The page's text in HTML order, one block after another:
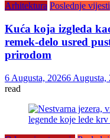
Arhitektura Poslednje vijesti
Kuća koja izgleda
remek-delo usred
prirodom
6 Augusta, 20266 Augusta,
read